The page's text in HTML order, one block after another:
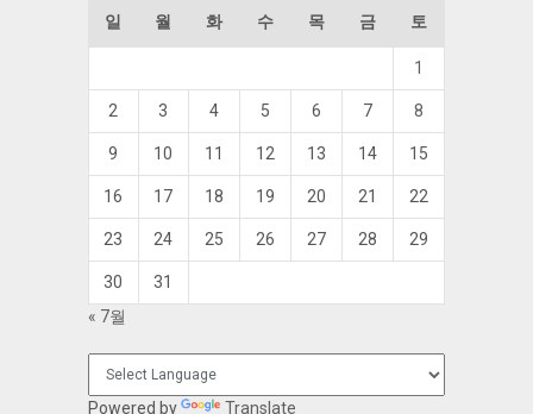
일 월 화 수 목 금 토
1
2 3 4 5 6 7 8
9 10 11 12 13 14 15
16 17 18 19 20 21 22
23 24 25 26 27 28 29
30
31
« 7월
Powered by Translate